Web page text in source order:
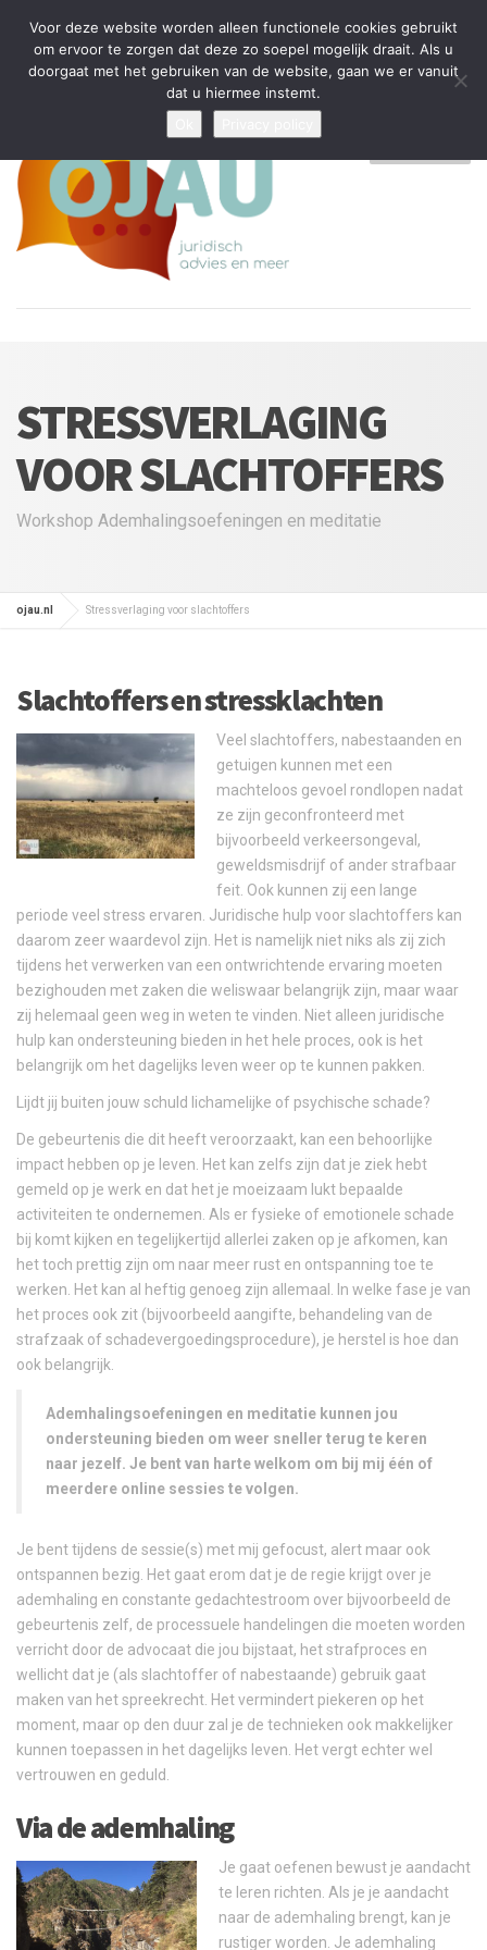
Tijdelijke stop: wegens drukte kan ik beperkt nieuwe zaken aannemen
en vragen beantwoorden
Algemene Voorwaarden
Disclaimer Privacybeleid
STRESSVERLAGING
VOOR SLACHTOFFERS
Workshop Ademhalingsoefeningen en meditatie
ojau.nl Stressverlaging voor slachtoffers
Slachtoffers en stressklachten
Veel slachtoffers, nabestaanden en
getuigen kunnen met een
machteloos gevoel rondlopen nadat
ze zijn geconfronteerd met
bijvoorbeeld verkeersongeval,
geweldsmisdrijf of ander strafbaar
feit. Ook kunnen zij een lange
periode veel stress ervaren. Juridische hulp voor slachtoffers kan
daarom zeer waardevol zijn. Het is namelijk niet niks als zij zich
tijdens het verwerken van een ontwrichtende ervaring moeten
bezighouden met zaken die weliswaar belangrijk zijn, maar waar
zij helemaal geen weg in weten te vinden. Niet alleen juridische
hulp kan ondersteuning bieden in het hele proces, ook is het
belangrijk om het dagelijks leven weer op te kunnen pakken.
Lijdt jij buiten jouw schuld lichamelijke of psychische schade?
De gebeurtenis die dit heeft veroorzaakt, kan een behoorlijke
impact hebben op je leven. Het kan zelfs zijn dat je ziek hebt
gemeld op je werk en dat het je moeizaam lukt bepaalde
activiteiten te ondernemen. Als er fysieke of emotionele schade
bij komt kijken en tegelijkertijd allerlei zaken op je afkomen, kan
het toch prettig zijn om naar meer rust en ontspanning toe te
werken. Het kan al heftig genoeg zijn allemaal. In welke fase je van
het proces ook zit (bijvoorbeeld aangifte, behandeling van de
strafzaak of schadevergoedingsprocedure), je herstel is hoe dan
ook belangrijk.
Ademhalingsoefeningen en meditatie kunnen jou
ondersteuning bieden om weer sneller terug te keren
naar jezelf. Je bent van harte welkom om bij mij één of
meerdere online sessies te volgen.
Je bent tijdens de sessie(s) met mij gefocust, alert maar ook
ontspannen bezig. Het gaat erom dat je de regie krijgt over je
ademhaling en constante gedachtestroom over bijvoorbeeld de
gebeurtenis zelf, de processuele handelingen die moeten worden
verricht door de advocaat die jou bijstaat, het strafproces en
wellicht dat je (als slachtoffer of nabestaande) gebruik gaat
maken van het spreekrecht. Het vermindert piekeren op het
moment, maar op den duur zal je de technieken ook makkelijker
kunnen toepassen in het dagelijks leven. Het vergt echter wel
vertrouwen en geduld.
Via de ademhaling
Je gaat oefenen bewust je aandacht
te leren richten. Als je je aandacht
naar de ademhaling brengt, kan je
rustiger worden. Je ademhaling
Voor deze website worden alleen functionele cookies gebruikt
om ervoor te zorgen dat deze zo soepel mogelijk draait. Als u
doorgaat met het gebruiken van de website, gaan we er vanuit
dat u hiermee instemt.